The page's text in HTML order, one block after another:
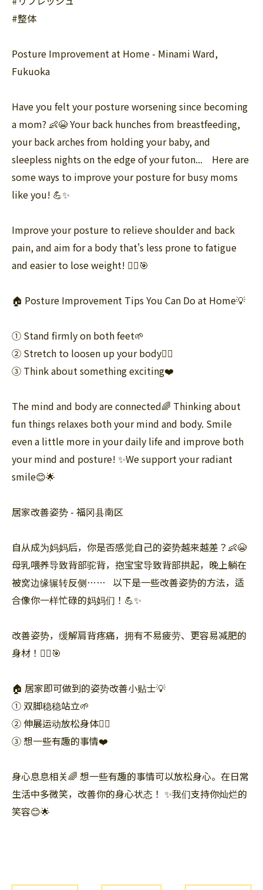
#整体
Posture Improvement at Home - Minami Ward,
Fukuoka
Have you felt your posture worsening since becoming
a mom? 👶😭 Your back hunches from breastfeeding,
your back arches from holding your baby, and
sleepless nights on the edge of your futon... ⠀Here are
some ways to improve your posture for busy moms
like you! 💪✨
Improve your posture to relieve shoulder and back
pain, and aim for a body that's less prone to fatigue
and easier to lose weight! 🏃‍♀️🎯
🏠 Posture Improvement Tips You Can Do at Home💡
① Stand firmly on both feet🌱
② Stretch to loosen up your body🧘‍♀️
③ Think about something exciting❤️
The mind and body are connected🌈 Thinking about
fun things relaxes both your mind and body. Smile
even a little more in your daily life and improve both
your mind and posture! ✨We support your radiant
smile😊🌟
居家改善姿势 - 福冈县南区
自从成为妈妈后，你是否感觉自己的姿势越来越差？👶😭
母乳喂养导致背部驼背，抱宝宝导致背部拱起，晚上躺在
被窝边缘辗转反侧……⠀以下是一些改善姿势的方法，适
合像你一样忙碌的妈妈们！💪✨
改善姿势，缓解肩背疼痛，拥有不易疲劳、更容易减肥的
身材！🏃‍♀️🎯
🏠 居家即可做到的姿势改善小贴士💡⠀
① 双脚稳稳站立🌱
② 伸展运动放松身体🧘‍♀️
③ 想一些有趣的事情❤️
身心息息相关🌈 想一些有趣的事情可以放松身心。在日常
生活中多微笑，改善你的身心状态！ ✨我们支持你灿烂的
笑容😊🌟